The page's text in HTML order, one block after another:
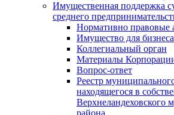
Имущественная поддержка
среднего
Нормативно правовые
Имущество для бизнеса
Коллегиальный орган
Материалы
Вопрос-ответ
Реестр
находящегося в
Верхнеландеховского
района